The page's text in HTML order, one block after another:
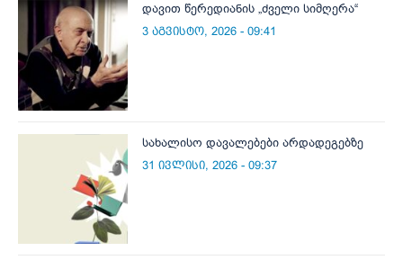
დავით წერედიანის „ძველი სიმღერა“
3 აგვისტო, 2026 - 09:41
სახალისო დავალებები არდადეგებზე
31 ივლისი, 2026 - 09:37